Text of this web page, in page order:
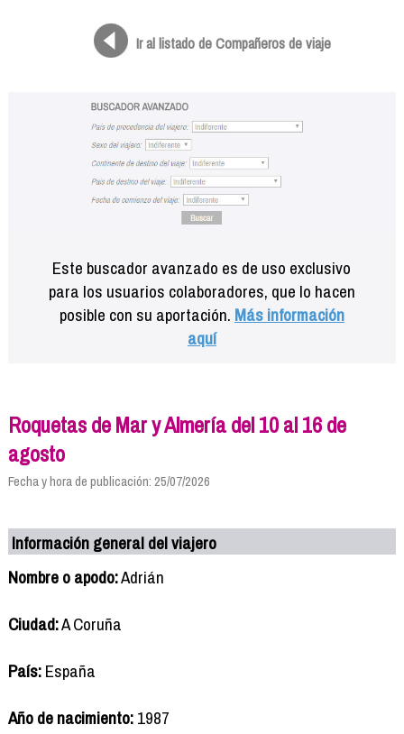
Ir al listado de Compañeros de viaje
Este buscador avanzado es de uso exclusivo
para los usuarios colaboradores, que lo hacen
posible con su aportación. Más información
aquí
Roquetas de Mar y Almería del 10 al 16 de
agosto
Fecha y hora de publicación: 25/07/2026
Información general del viajero
Nombre o apodo:Adrián
Ciudad:A Coruña
País:España
Año de nacimiento:1987